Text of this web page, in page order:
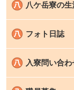
八ケ岳寮の
フォト日誌
入寮問い合わ